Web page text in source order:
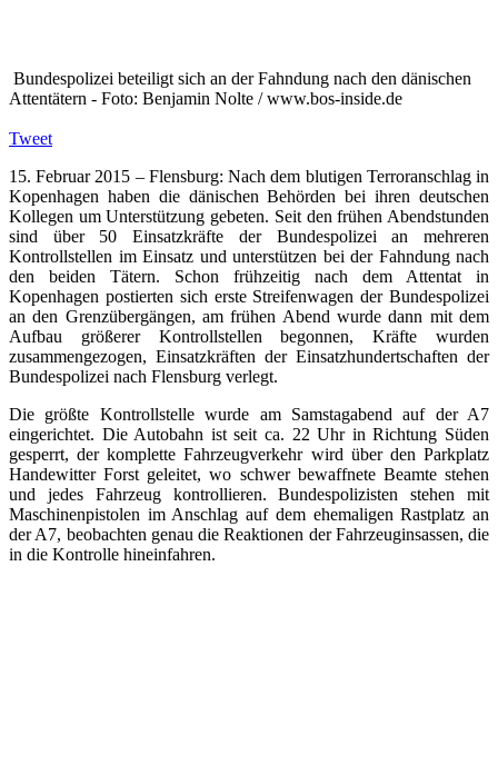
Bundespolizei beteiligt sich an der Fahndung nach den dänischen
Attentätern - Foto: Benjamin Nolte / www.bos-inside.de
Tweet
15. Februar 2015 – Flensburg: Nach dem blutigen Terroranschlag in
Kopenhagen haben die dänischen Behörden bei ihren deutschen
Kollegen um Unterstützung gebeten. Seit den frühen Abendstunden
sind über 50 Einsatzkräfte der Bundespolizei an mehreren
Kontrollstellen im Einsatz und unterstützen bei der Fahndung nach
den beiden Tätern. Schon frühzeitig nach dem Attentat in
Kopenhagen postierten sich erste Streifenwagen der Bundespolizei
an den Grenzübergängen, am frühen Abend wurde dann mit dem
Aufbau größerer Kontrollstellen begonnen, Kräfte wurden
zusammengezogen, Einsatzkräften der Einsatzhundertschaften der
Bundespolizei nach Flensburg verlegt.
Die größte Kontrollstelle wurde am Samstagabend auf der A7
eingerichtet. Die Autobahn ist seit ca. 22 Uhr in Richtung Süden
gesperrt, der komplette Fahrzeugverkehr wird über den Parkplatz
Handewitter Forst geleitet, wo schwer bewaffnete Beamte stehen
und jedes Fahrzeug kontrollieren. Bundespolizisten stehen mit
Maschinenpistolen im Anschlag auf dem ehemaligen Rastplatz an
der A7, beobachten genau die Reaktionen der Fahrzeuginsassen, die
in die Kontrolle hineinfahren.